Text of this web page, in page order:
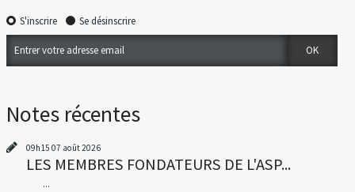
S'inscrire Se désinscrire
Notes récentes
09h15 07 août 2026
LES MEMBRES FONDATEURS DE L'ASP...
...